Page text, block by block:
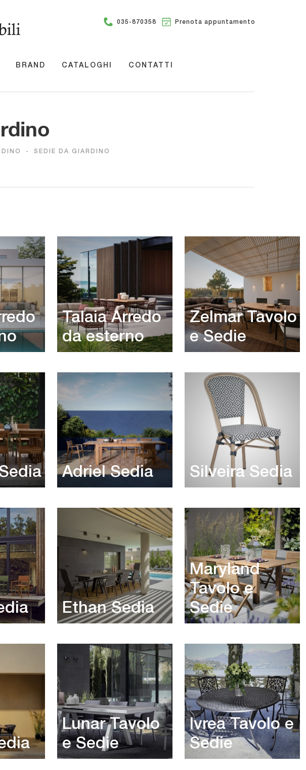
035-870358 Prenota appuntamento
BRAND CATALOGHI CONTATTI
- SEDIE DA GIARDINO
Talaia Arredo
da esterno
Zelmar Tavolo
e Sedie
Adriel Sedia Silveira Sedia
Ethan Sedia
Maryland
Tavolo e
Sedie
Lunar Tavolo
e Sedie
Ivrea Tavolo e
Sedie